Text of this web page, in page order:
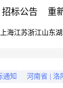
招标公告 重
上海江苏浙江山东
通知 河南省 洛